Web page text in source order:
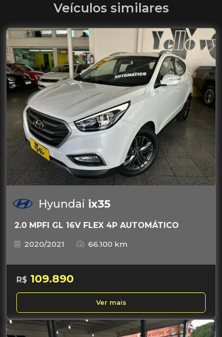
Veículos similares
Hyundai ix35
2.0 MPFI GL 16V FLEX 4P AUTOMÁTICO
2020/2021
66.100 km
R$ 109.890
Ver mais